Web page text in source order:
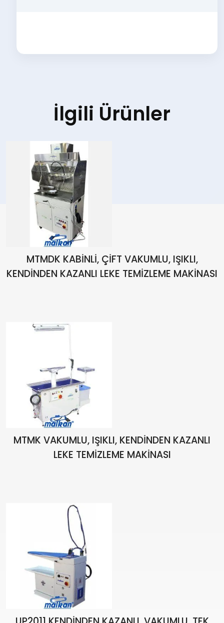
İlgili Ürünler
MTMDK KABİNLİ, ÇİFT VAKUMLU, IŞIKLI,
KENDİNDEN KAZANLI LEKE TEMİZLEME MAKİNASI
MTMK VAKUMLU, IŞIKLI, KENDİNDEN KAZANLI
LEKE TEMİZLEME MAKİNASI